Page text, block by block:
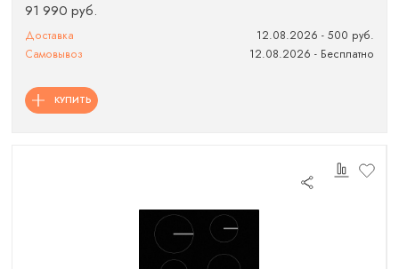
91 990 руб.
Доставка
12.08.2026 - 500 руб.
Самовывоз
12.08.2026 - Бесплатно
КУПИТЬ